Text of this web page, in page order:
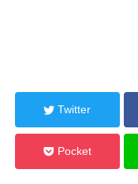
Twitter
Pocket